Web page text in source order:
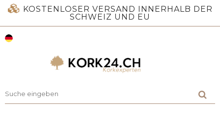
KOSTENLOSER VERSAND INNERHALB DER
SCHWEIZ UND EU